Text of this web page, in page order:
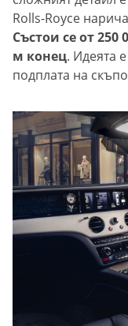
Rolls-Royce
Състои се от 250
м конец. Идеята
подплата на